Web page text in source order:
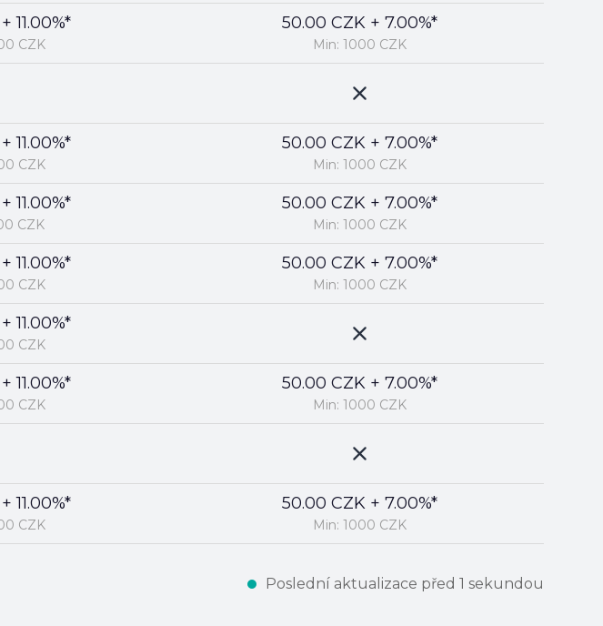
11.00%*
CZK
11.00%*
CZK
11.00%*
CZK
11.00%*
CZK
11.00%*
CZK
11.00%*
CZK
11.00%*
CZK
50.00 CZK + 7.00%*
Min: 1000 CZK
50.00 CZK + 7.00%*
Min: 1000 CZK
50.00 CZK + 7.00%*
Min: 1000 CZK
50.00 CZK + 7.00%*
Min: 1000 CZK
50.00 CZK + 7.00%*
Min: 1000 CZK
50.00 CZK + 7.00%*
Min: 1000 CZK
Poslední aktualizace před 1 sekundou